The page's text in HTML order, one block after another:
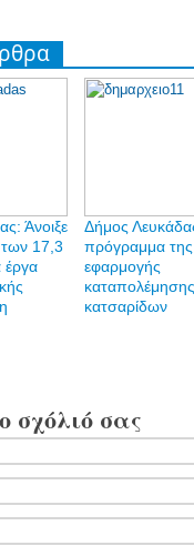
Άνοιξε
17,3
έργα
Δήμος
πρόγραμμα
εφαρμογής
καταπολέμησης
κατσαρίδων
σχόλιό σας